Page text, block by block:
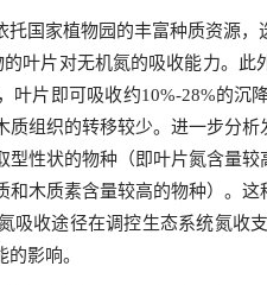
国家植物园的丰富种质资源，
的叶片对无机氮的吸收能力。此
叶片即可吸收约10%-28%的沉
组织的转移较少。进一步分
性状的物种（即叶片氮含量
和木质素含量较高的物种）。
吸收途径在调控生态系统氮
影响。